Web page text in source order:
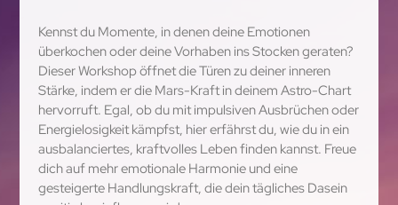
Kennst du Momente, in denen deine Emotionen
überkochen oder deine Vorhaben ins Stocken geraten?
Dieser Workshop öffnet die Türen zu deiner inneren
Stärke, indem er die Mars-Kraft in deinem Astro-Chart
hervorruft. Egal, ob du mit impulsiven Ausbrüchen oder
Energielosigkeit kämpfst, hier erfährst du, wie du in ein
ausbalanciertes, kraftvolles Leben finden kannst. Freue
dich auf mehr emotionale Harmonie und eine
gesteigerte Handlungskraft, die dein tägliches Dasein